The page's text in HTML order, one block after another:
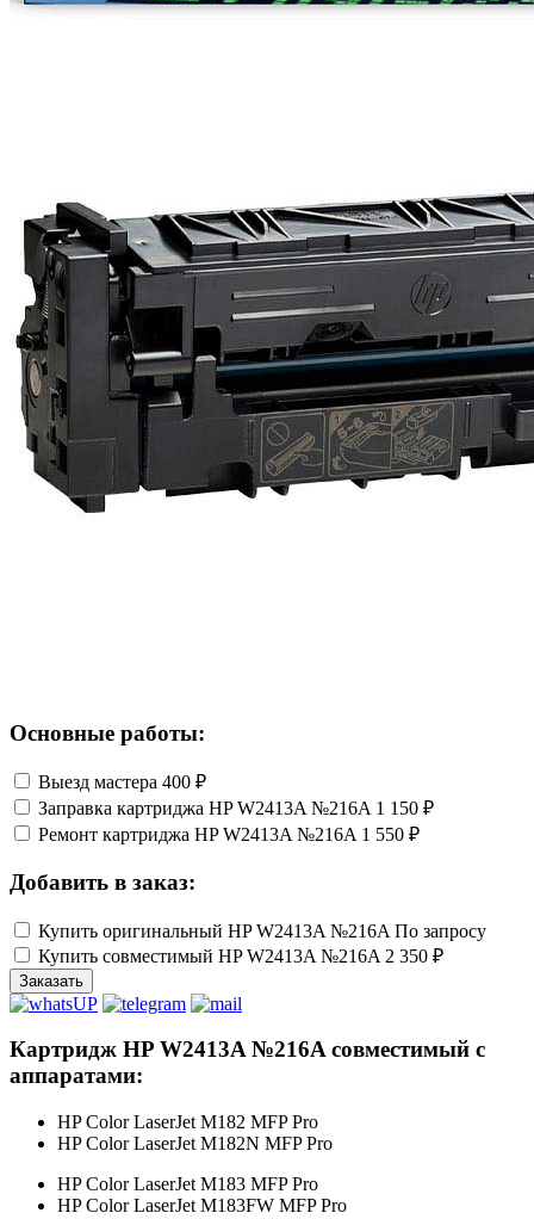
Основные работы:
Выезд мастера 400 ₽
Заправка картриджа HP W2413A №216A 1 150 ₽
Ремонт картриджа HP W2413A №216A 1 550 ₽
Добавить в заказ:
Купить оригинальный HP W2413A №216A По запросу
Купить совместимый HP W2413A №216A 2 350 ₽
Заказать
Картридж HP W2413A №216A совместимый с
аппаратами:
HP Color LaserJet M182 MFP Pro
HP Color LaserJet M182N MFP Pro
HP Color LaserJet M183 MFP Pro
HP Color LaserJet M183FW MFP Pro